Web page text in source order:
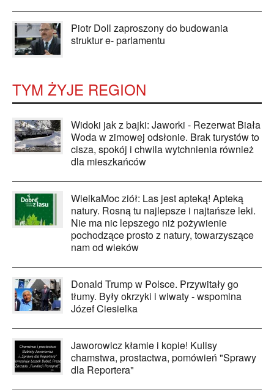
Piotr Doll zaproszony do budowania
struktur e- parlamentu
TYM ŻYJE REGION
Widoki jak z bajki: Jaworki - Rezerwat Biała
Woda w zimowej odsłonie. Brak turystów to
cisza, spokój i chwila wytchnienia również
dla mieszkańców
WielkaMoc ziół: Las jest apteką! Apteką
natury. Rosną tu najlepsze i najtańsze leki.
Nie ma nic lepszego niż pożywienie
pochodzące prosto z natury, towarzyszące
nam od wieków
Donald Trump w Polsce. Przywitały go
tłumy. Były okrzyki i wiwaty - wspomina
Józef Ciesielka
Jaworowicz kłamie i kopie! Kulisy
chamstwa, prostactwa, pomówień "Sprawy
dla Reportera"